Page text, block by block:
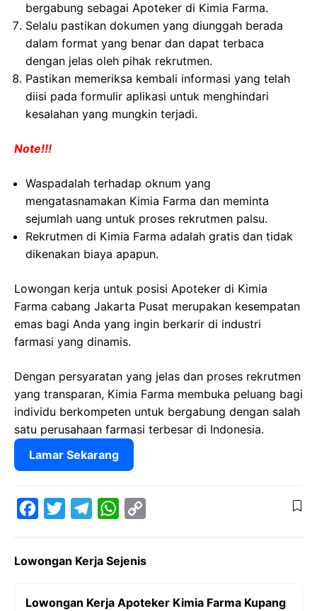
bergabung sebagai Apoteker di Kimia Farma.
Selalu pastikan dokumen yang diunggah berada
dalam format yang benar dan dapat terbaca
dengan jelas oleh pihak rekrutmen.
Pastikan memeriksa kembali informasi yang telah
diisi pada formulir aplikasi untuk menghindari
kesalahan yang mungkin terjadi.
Note!!!
Waspadalah terhadap oknum yang
mengatasnamakan Kimia Farma dan meminta
sejumlah uang untuk proses rekrutmen palsu.
Rekrutmen di Kimia Farma adalah gratis dan tidak
dikenakan biaya apapun.
Lowongan kerja untuk posisi Apoteker di Kimia
Farma cabang Jakarta Pusat merupakan kesempatan
emas bagi Anda yang ingin berkarir di industri
farmasi yang dinamis.
Dengan persyaratan yang jelas dan proses rekrutmen
yang transparan, Kimia Farma membuka peluang bagi
individu berkompeten untuk bergabung dengan salah
satu perusahaan farmasi terbesar di Indonesia.
Lamar Sekarang
Lowongan Kerja Sejenis
Lowongan Kerja Apoteker Kimia Farma Kupang